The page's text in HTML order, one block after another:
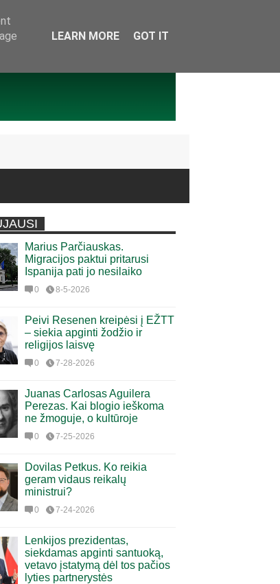
Marius Parčiauskas.
Migracijos paktui pritarusi
Ispanija pati jo nesilaiko
0 8-5-2026
Peivi Resenen kreipėsi į EŽTT
– siekia apginti žodžio ir
religijos laisvę
0 7-28-2026
Juanas Carlosas Aguilera
Perezas. Kai blogio ieškoma
ne žmoguje, o kultūroje
0 7-25-2026
Dovilas Petkus. Ko reikia
geram vidaus reikalų
ministrui?
0 7-24-2026
Lenkijos prezidentas,
siekdamas apginti santuoką,
vetavo įstatymą dėl tos pačios
lyties partnerystės
LEARN MORE GOT IT